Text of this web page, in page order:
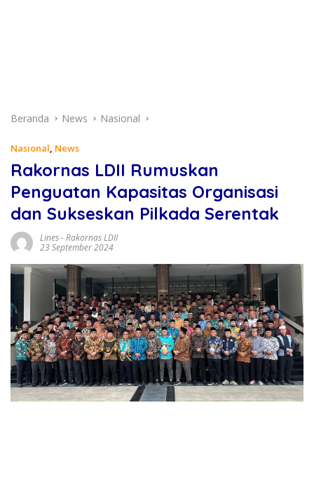
Beranda News Nasional
Nasional, News
Rakornas LDII Rumuskan
Penguatan Kapasitas Organisasi
dan Sukseskan Pilkada Serentak
Lines-Rakornas LDII
23 September 2024